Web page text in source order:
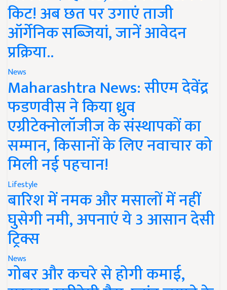
किट! अब छत पर उगाएं ताजी
ऑर्गेनिक सब्जियां, जानें आवेदन
प्रक्रिया..
News
Maharashtra News: सीएम देवेंद्र
फडणवीस ने किया ध्रुव
एग्रीटेक्नोलॉजीज के संस्थापकों का
सम्मान, किसानों के लिए नवाचार को
मिली नई पहचान!
Lifestyle
बारिश में नमक और मसालों में नहीं
घुसेगी नमी, अपनाएं ये 3 आसान देसी
ट्रिक्स
News
गोबर और कचरे से होगी कमाई,